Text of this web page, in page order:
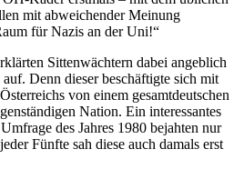
mit abweichender Meinung
für Nazis an der Uni!“
Sittenwächtern dabei angeblich
Denn dieser beschäftigte sich mit
von einem gesamtdeutschen
Nation. Ein interessantes
des Jahres 1980 bejahten nur
Fünfte sah diese auch damals erst